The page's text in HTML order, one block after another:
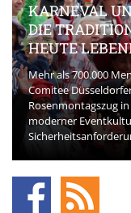
KARNEVAL
DIE
HEUTE
Mehr als 700.000
Comitee
Rosenmontagszug
moderner